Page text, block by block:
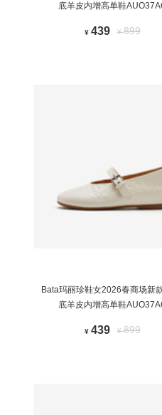
底羊皮内增高单鞋
¥ 439 ¥899
Bata玛丽珍鞋女2026春商场新
底羊皮内增高单鞋
¥ 439 ¥899